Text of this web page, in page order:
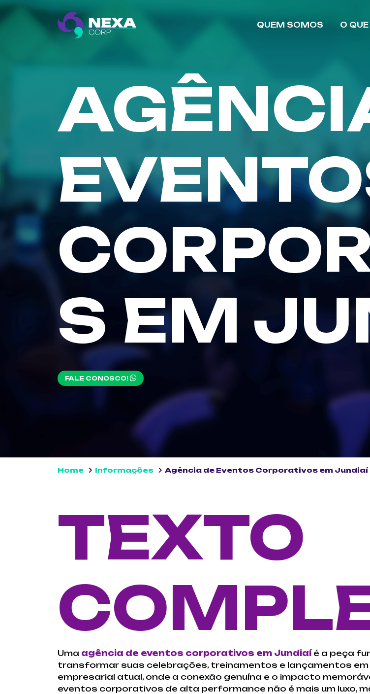
QUEM SOMOS O
S EM
FALE CONOSCO!
Home Informações Agência de Eventos Corporativos em Jundiaí
TEXTO
Uma agência de eventos corporativos em Jundiaí é a peça
transformar suas celebrações, treinamentos e lançamentos
empresarial atual, onde a conexão genuína e o impacto
eventos corporativos de alta performance não é mais um luxo,